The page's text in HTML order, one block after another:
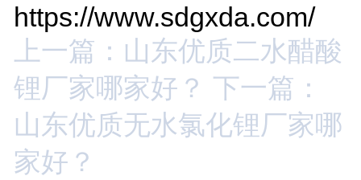
https://www.sdgxda.com/
上一篇：山东优质二水醋酸
锂厂家哪家好？ 下一篇：
山东优质无水氯化锂厂家哪
家好？